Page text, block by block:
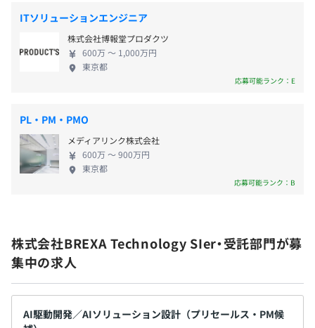
■概要
大手建設業向け、AIOCRを利用した契約書の分類分け実証
実験
■身につくスキル
・ユーザー企業への提案スキル、実証実験に伴う折衝スキ
ル（※いかにユーザーへ分かりやすく技術要素を説明）
■概要
大手電機メーカーが独自開発しようとしている、サイト運
営時にユーザー行動等を分析し、そのサイト訪問者の特性
を統合管理できるデータプラットフォームの開発
■要素技術（要素業務知識）
◆深夜手当
◆家族手当（配偶者／月1万3000円、子ども[18歳未満]／
第一子：月6000円、第二子以降：月4000円）
【福利厚生】
◆社会保険完備
◆引越費用負担（入社に伴って引越しが必要な場合に支
給）※社内規定あり
◆確定拠出年金制度（401K）
◆提携保養所
◆メンタルチェック
◆eラーニング
【受動喫煙体制】
範にわたり、 開発、運用・保守はもちろん、企画や
要件定義、設計といった上流工程まで網羅していま
の比率が32%と業界でも異例の比率となっていま
す。ライフイベントの多い女性社員に対しても、育
も多数あります。育休・産休の取得希望者は100%と
なっており、産休・育休からの復帰率も98%。事業
領域が広く案件も豊富な当社だからこそ、ワークラ
イフバランスと両立したキャリア形成が可能です。
が、自由な社風の中で、新しい領域にチャレンジし
ていただくことが可能です。 また、ひと月の平均残
業時間は15.1時間（2024年12月）であり、学習・趣
味・家庭などに費やす時間を増やすことができワー
クライフバランスの実現に貢献しています。
ITソリューションエンジニア
株式会社博報堂プロダクツ
600万 〜 1,000万円
東京都
応募可能ランク：E
PL・PM・PMO
メディアリンク株式会社
600万 〜 900万円
東京都
応募可能ランク：B
株式会社BREXA Technology SIer・受託部門が募
集中の求人
AI駆動開発／AIソリューション設計（プリセールス・PM候